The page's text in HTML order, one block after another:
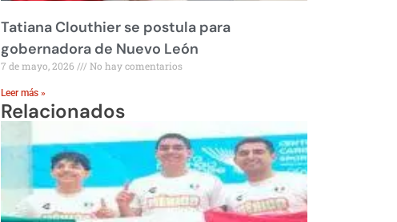
Tatiana Clouthier se postula para
gobernadora de Nuevo León
7 de mayo, 2026 No hay comentarios
Leer más »
Relacionados